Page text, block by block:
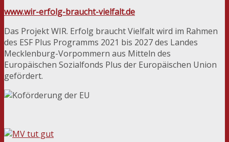
www.wir-erfolg-braucht-vielfalt.de
Das Projekt WIR. Erfolg braucht Vielfalt wird im Rahmen
des ESF Plus Programms 2021 bis 2027 des Landes
Mecklenburg-Vorpommern aus Mitteln des
Europäischen Sozialfonds Plus der Europäischen Union
gefördert.